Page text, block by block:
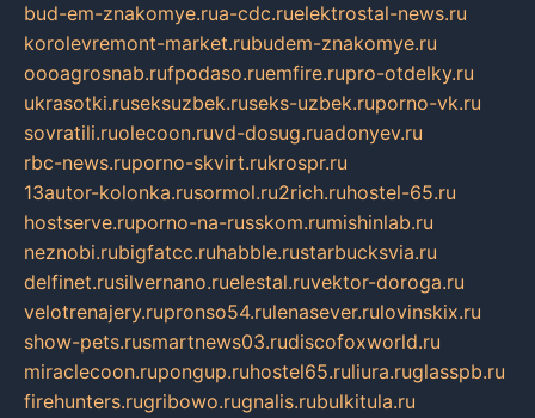
bud-em-znakomye.rua-cdc.ruelektrostal-news.ru
korolevremont-market.rubudem-znakomye.ru
oooagrosnab.rufpodaso.ruemfire.rupro-otdelky.ru
ukrasotki.ruseksuzbek.ruseks-uzbek.ruporno-vk.ru
sovratili.ruolecoon.ruvd-dosug.ruadonyev.ru
rbc-news.ruporno-skvirt.rukrospr.ru
13autor-kolonka.rusormol.ru2rich.ruhostel-65.ru
hostserve.ruporno-na-russkom.rumishinlab.ru
neznobi.rubigfatcc.ruhabble.rustarbucksvia.ru
delfinet.rusilvernano.ruelestal.ruvektor-doroga.ru
velotrenajery.rupronso54.rulenasever.rulovinskix.ru
show-pets.rusmartnews03.rudiscofoxworld.ru
miraclecoon.rupongup.ruhostel65.ruliura.ruglasspb.ru
firehunters.rugribowo.rugnalis.rubulkitula.ru